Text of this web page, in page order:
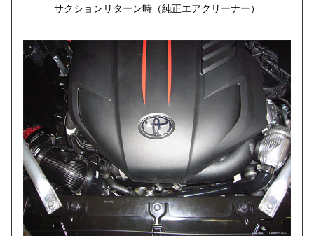
サクションリターン時（純正エアクリーナー）